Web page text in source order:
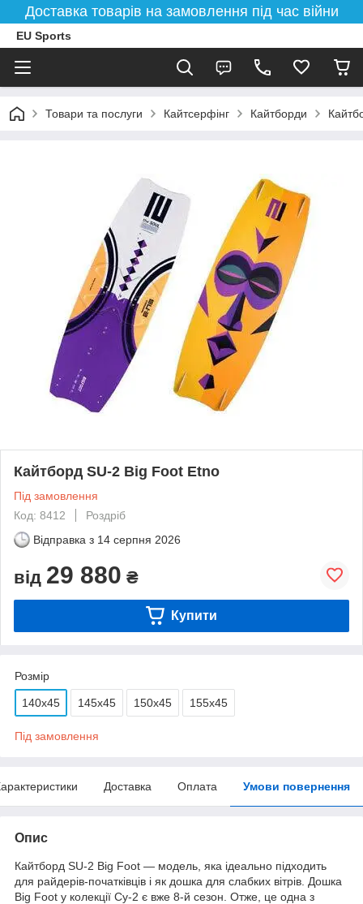
Доставка товарів на замовлення під час війни
EU Sports
Товари та послуги Кайтсерфінг Кайтборди
Кайтборд SU-2 Big Foot Etno
Під замовлення
Код: 8412
Роздріб
Відправка з 14 серпня 2026
від 29 880 ₴
Купити
Розмір
140x45 145x45 150x45 155x45
Під замовлення
Доставка Оплата Умови повернення
Опис
Кайтборд SU-2 Big Foot — модель, яка ідеально підходить
для райдерів-початківців і як дошка для слабких вітрів. Дошка
Big Foot у колекції Су-2 є вже 8-й сезон. Отже, це одна з